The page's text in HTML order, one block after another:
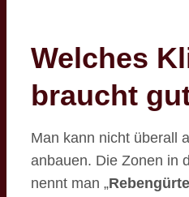
Welches
braucht
Man kann nicht überall
anbauen. Die Zonen in
nennt man „Rebengürtel